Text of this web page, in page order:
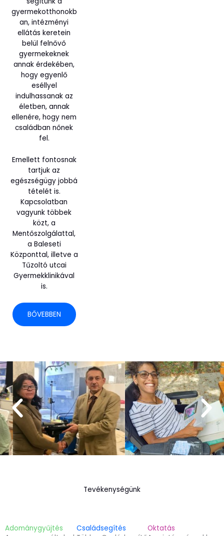
gyermekotthonokb
an, intézményi
ellátás keretein
belül felnővő
gyermekeknek
annak érdekében,
hogy egyenlő
eséllyel
indulhassanak az
életben, annak
ellenére, hogy nem
családban nőnek
fel.
Emellett fontosnak
tartjuk az
egészségügy jobbá
tételét is.
Kapcsolatban
vagyunk többek
közt, a
Mentőszolgálattal,
a Baleseti
Központtal, illetve a
Tűzoltó utcai
Gyermekklinikával
is.
BŐVEBBEN
Tevékenységünk
Adománygyűjtés
Családsegítés
Oktatás